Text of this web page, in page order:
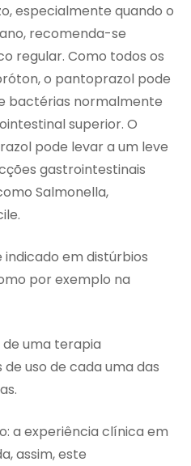
especialmente quando o
recomenda-se
regular. Como todos os
o pantoprazol pode
bactérias normalmente
superior. O
pode levar a um leve
gastrointestinais
Salmonella,
em distúrbios
por exemplo na
uma terapia
uso de cada uma das
a experiência clínica em
assim, este